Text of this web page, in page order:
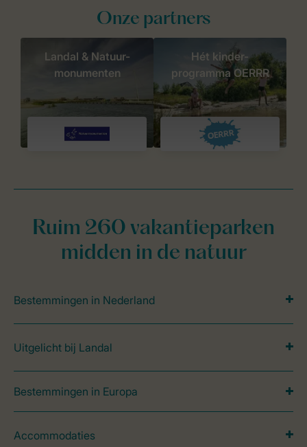
Onze partners
Landal & Natuur-
monumenten
Hét kinder-
programma OERRR
Ruim 260 vakantieparken
midden in de natuur
Bestemmingen in Nederland
Uitgelicht bij Landal
Bestemmingen in Europa
Accommodaties